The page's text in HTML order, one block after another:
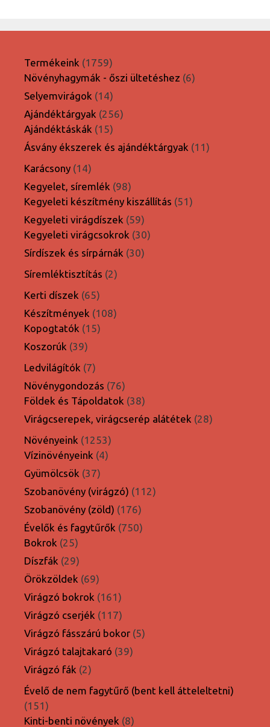
Termékeink 17591759
termék
Növényhagymák - őszi ültetéshez 66
Selyemvirágok 1414
termék
Ajándéktárgyak 256256
Ajándéktáskák 1515
termék
Ásvány ékszerek és ajándéktárgyak 1111
Karácsony 1414
termék
Kegyelet, síremlék 9898
termék
Kegyeleti készítmény kiszállítás 5151
Kegyeleti virágdíszek 5959
termék
Kegyeleti virágcsokrok 3030
Sírdíszek és sírpárnák 3030
Síremléktisztítás 22
Kerti díszek 6565
termék
Készítmények 108108
Kopogtatók 1515
Koszorúk 3939
termék
Ledvilágítók 77
termék
Növénygondozás 7676
termék
Földek és Tápoldatok 3838
termék
Virágcserepek, virágcserép alátétek 2828
Növényeink 12531253
termék
Vízinövényeink 44
Gyümölcsök 3737
termék
Szobanövény (virágzó) 112112
Szobanövény (zöld) 176176
termék
Évelők és fagytűrők 750750
Bokrok 2525
termék
Díszfák 2929
termék
Örökzöldek 6969
termék
Virágzó bokrok 161161
termék
Virágzó cserjék 117117
termék
Virágzó fásszárú bokor 55
Virágzó talajtakaró 3939
Virágzó fák 22
termék
Évelő de nem fagytűrő (bent kell átteleltetni)
151151
termék
Kinti-benti növények 88